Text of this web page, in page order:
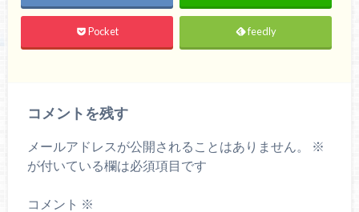
Pocket feedly
コメントを残す
メールアドレスが公開されることはありません。
※
が付いている欄は必須項目です
コメント ※